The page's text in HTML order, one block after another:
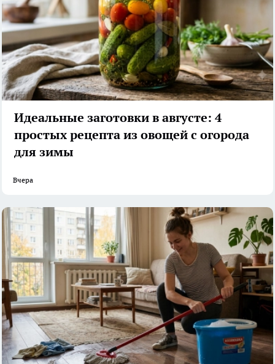
Идеальные заготовки в августе: 4
простых рецепта из овощей с огорода
для зимы
Вчера